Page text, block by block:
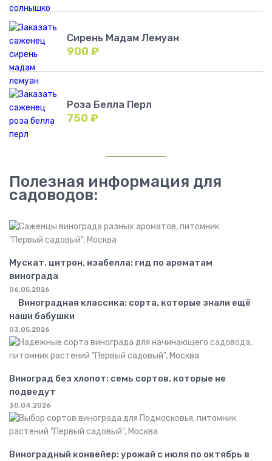
Сирень Мадам Лемуан
900₽
Роза Белла Перл
750₽
Полезная информация для
садоводов:
Мускат, цитрон, изабелла: гид по ароматам
винограда
06.05.2026
Виноградная классика: сорта, которые знали ещё
наши бабушки
03.05.2026
Виноград без хлопот: семь сортов, которые не
подведут
30.04.2026
Виноградный конвейер: урожай с июля по октябрь в